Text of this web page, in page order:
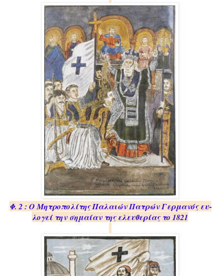
Φ. 2 : Ο Μη­τρο­πο­λί­της Πα­λαιών Πα­τρών Γερ­μα­νός ευ­
λο­γεί την ση­μαί­αν της ελευ­θε­ρί­ας το 1821